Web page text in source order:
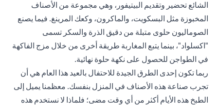
الشائع تحضير وتقديم البيتيفور، وهي مجموعة من الأصناف
المخبوزة مثل البسكويت، والماكرون، وكعك المرينغ. فيما يصنع
الصوماليون حلوى متبلة من دقيق الذرة والسكر تسمى
"اكسلواد"، بينما يتبع المغاربة طريقة أخرى من خلال مزج الفاكهة
في الطواجن للحصول على نكهة حلوة نهائية.
ربما تكون إحدى الطرق الجيدة للاحتفال بالعيد هذا العام هي أن
تجرب صناعة هذه الأصناف في المنزل بنفسك. معظمنا يميل إلى
الطبخ هذه الأيام أكثر من أي وقت مضى؛ فلماذا لا نستخدم هذه